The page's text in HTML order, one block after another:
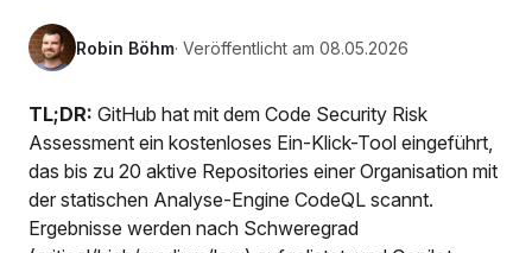
Robin Böhm· Veröffentlicht am 08.05.2026
TL;DR: GitHub hat mit dem Code Security Risk
Assessment ein kostenloses Ein-Klick-Tool eingeführt,
das bis zu 20 aktive Repositories einer Organisation mit
der statischen Analyse-Engine CodeQL scannt.
Ergebnisse werden nach Schweregrad